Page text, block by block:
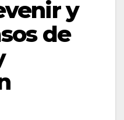
y
de